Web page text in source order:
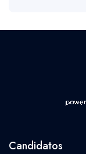
Candidatos